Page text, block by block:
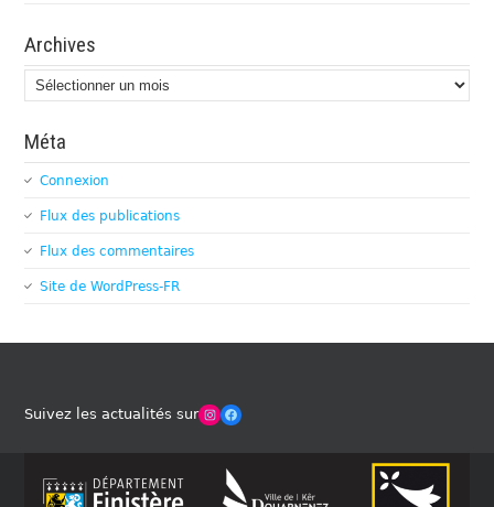
Archives
Archives
Méta
Connexion
Flux des publications
Flux des commentaires
Site de WordPress-FR
Suivez les actualités surWinches Club OfficielFacebook